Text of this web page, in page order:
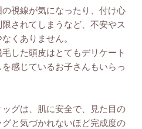
視線が気になったり、付け心
されてしまうなど、不安やス
くありません。
した頭皮はとてもデリケート
感じているお子さんもいらっ
グは、肌に安全で、見た目の
と気づかれないほど完成度の